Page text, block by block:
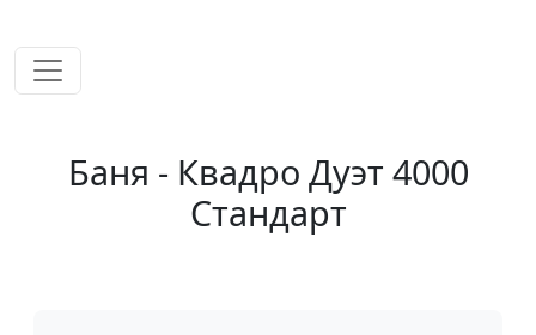
Баня - Квадро Дуэт 4000
Стандарт